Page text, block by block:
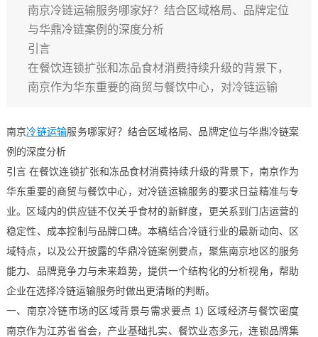
南京冷链运输服务哪家好？结合区域格局、品牌定位
与华鼎冷链案例的深度分析
引言
在餐饮连锁扩张和冻品食材消费持续升级的背景下，
南京作为华东重要的商贸与餐饮中心，对冷链运输
南京冷链运输服务哪家好？结合区域格局、品牌定位与华鼎冷链案
例的深度分析
引言 在餐饮连锁扩张和冻品食材消费持续升级的背景下，南京作为
华东重要的商贸与餐饮中心，对冷链运输服务的要求日益精准与专
业。区域内的供应链不仅关乎食材的新鲜度，更关系到门店运营的
稳定性、成本控制与品牌口碑。本稿结合冷链行业的最新动向、区
域特点，以及公开披露的华鼎冷链案例要点，聚焦南京地区的服务
能力、品牌竞争力与未来趋势，提供一个结构化的分析视角，帮助
企业在选择冷链运输服务时做出更清晰的判断。
一、南京冷链市场的区域背景与需求要点 1) 区域经济与餐饮密度
南京作为江苏省省会，产业基础扎实、餐饮业态多元，连锁品牌集